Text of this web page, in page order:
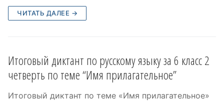
ЧИТАТЬ ДАЛЕЕ →
Итоговый диктант по русскому языку за 6 класс 2
четверть по теме “Имя прилагательное”
Итоговый диктант по теме «Имя прилагательное»